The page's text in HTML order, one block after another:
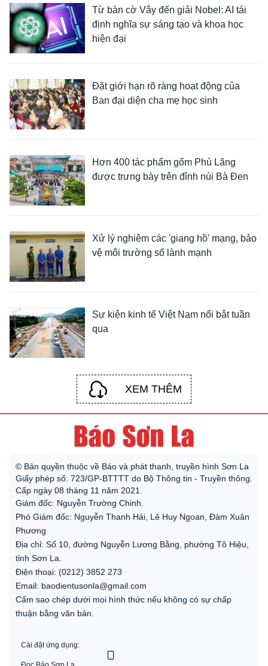
Từ bàn cờ Vây đến giải Nobel: AI tái
định nghĩa sự sáng tạo và khoa học
hiện đại
Đặt giới hạn rõ ràng hoạt động của
Ban đại diện cha mẹ học sinh
Hơn 400 tác phẩm gốm Phù Lãng
được trưng bày trên đỉnh núi Bà Đen
Xử lý nghiêm các 'giang hồ' mạng, bảo
vệ môi trường số lành mạnh
Sự kiện kinh tế Việt Nam nổi bật tuần
qua
XEM THÊM
© Bản quyền thuộc về Báo và phát thanh, truyền hình Sơn La
Giấy phép số: 723/GP-BTTTT do Bộ Thông tin - Truyền thông.
Cấp ngày 08 tháng 11 năm 2021.
Giám đốc: Nguyễn Trường Chinh.
Phó Giám đốc: Nguyễn Thanh Hải, Lê Huy Ngoan, Đàm Xuân
Phương
Địa chỉ: Số 10, đường Nguyễn Lương Bằng, phường Tô Hiệu,
tỉnh Sơn La.
Điện thoại: (0212) 3852 273
Email: baodientusonla@gmail.com
Cấm sao chép dưới mọi hình thức nếu không có sự chấp
thuận bằng văn bản.
Cài đặt ứng dụng: